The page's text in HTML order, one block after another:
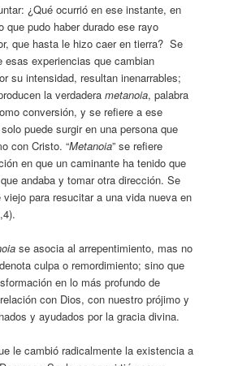
¿Qué ocurrió en ese instante, en
que pudo haber durado ese rayo
que hasta le hizo caer en tierra? Se
esas experiencias que cambian
su intensidad, resultan inenarrables;
la verdaderametanoia, palabra
conversión, y se refiere a ese
puede surgir en una persona que
con Cristo. “Metanoia” se refiere
en que un caminante ha tenido que
andaba y tomar otra dirección. Se
para resucitar a una vida nueva en
se asocia al arrepentimiento, mas no
culpa o remordimiento; sino que
en lo más profundo de
con Dios, con nuestro prójimo y
y ayudados por la gracia divina.
le cambió radicalmente la existencia a